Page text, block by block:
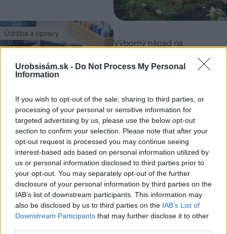
Urobsisám.sk - Do Not Process My Personal
Information
If you wish to opt-out of the sale, sharing to third parties, or
processing of your personal or sensitive information for
targeted advertising by us, please use the below opt-out
section to confirm your selection. Please note that after your
opt-out request is processed you may continue seeing
interest-based ads based on personal information utilized by
us or personal information disclosed to third parties prior to
your opt-out. You may separately opt-out of the further
disclosure of your personal information by third parties on the
IAB’s list of downstream participants. This information may
also be disclosed by us to third parties on the IAB’s List of
Downstream Participants that may further disclose it to other
Údržba a opravy
Výborný nápad na
Zachová pôvodný lem aj
štepovanie
Údržba a opravy
Dá sa zachrániť zips s
vypadnutými zúbkami?
Jedna možnosť existuje –
pozrite, ako na to!
Údržba a opravy
Ako opraviť opotrebované
manžety na rukávoch?
Dajte obľúbenej mikine